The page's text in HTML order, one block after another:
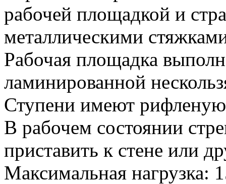
рабочей площадкой и
металлическими
Рабочая площадка
ламинированной
Ступени имеют
В рабочем состоянии
приставить к стене или
Максимальная нагрузка: